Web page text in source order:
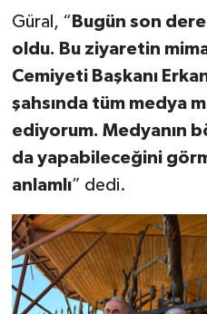
Güral, “ Bugün son
oldu. Bu ziyaretin
Cemiyeti Başkanı
şahsında tüm medya
ediyorum. Medyanın
da yapabileceğini
anlamlı” dedi.